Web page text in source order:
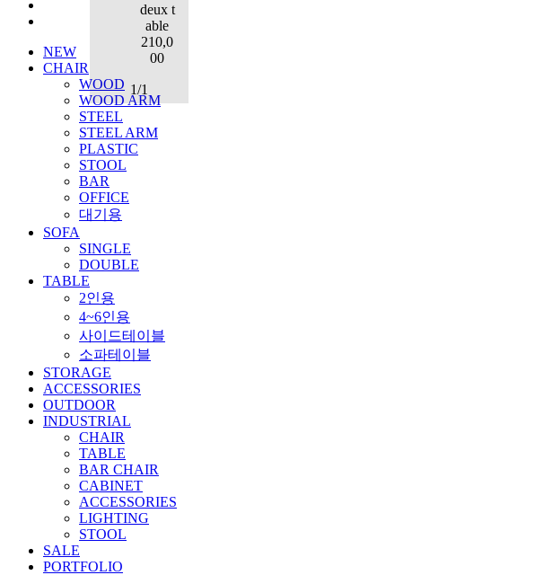
NEW
CHAIR
WOOD
WOOD ARM
STEEL
STEEL ARM
PLASTIC
STOOL
BAR
OFFICE
대기용
SOFA
SINGLE
DOUBLE
TABLE
2인용
4~6인용
사이드테이블
소파테이블
STORAGE
ACCESSORIES
OUTDOOR
INDUSTRIAL
CHAIR
TABLE
BAR CHAIR
CABINET
ACCESSORIES
LIGHTING
STOOL
SALE
PORTFOLIO
deux t
able
210,0
00
1/1